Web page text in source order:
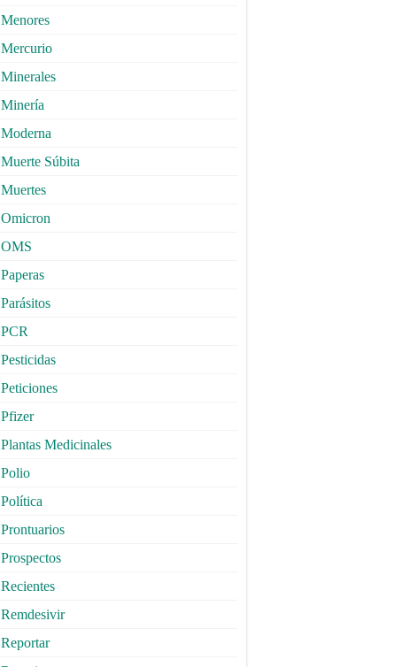
Menores
Mercurio
Minerales
Minería
Moderna
Muerte Súbita
Muertes
Omicron
OMS
Paperas
Parásitos
PCR
Pesticidas
Peticiones
Pfizer
Plantas Medicinales
Polio
Política
Prontuarios
Prospectos
Recientes
Remdesivir
Reportar